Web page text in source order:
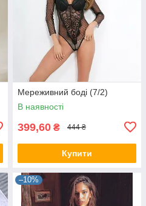
Мереживний боді (7/2)
В наявності
399,60 ₴ 444 ₴
Купити
–10%